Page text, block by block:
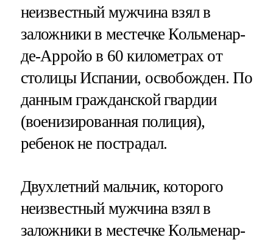
неизвестный мужчина взял в
заложники в местечке Кольменар-
де-Арройо в 60 километрах от
столицы Испании, освобожден. По
данным гражданской гвардии
(военизированная полиция),
ребенок не пострадал.
Двухлетний мальчик, которого
неизвестный мужчина взял в
заложники в местечке Кольменар-